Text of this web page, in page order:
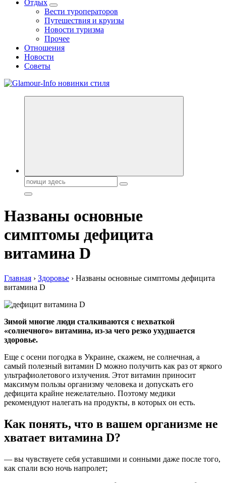
Отдых
Вести туроператоров
Путешествия и круизы
Новости туризма
Прочее
Отношения
Новости
Советы
Секреты молодости, красоты и долголетия. Гламурный журнал
Поиск:
Названы основные
симптомы дефицита
витамина D
Главная › Здоровье › Названы основные симптомы дефицита
витамина D
Зимой многие люди сталкиваются с нехваткой
«солнечного» витамина, из-за чего резко ухудшается
здоровье.
Еще с осени погодка в Украине, скажем, не солнечная, а
самый полезный витамин D можно получить как раз от яркого
ультрафиолетового излучения. Этот витамин приносит
максимум пользы организму человека и допускать его
дефицита крайне нежелательно. Поэтому медики
рекомендуют налегать на продукты, в которых он есть.
Как понять, что в вашем организме не
хватает витамина D?
— вы чувствуете себя уставшими и сонными даже после того,
как спали всю ночь напролет;